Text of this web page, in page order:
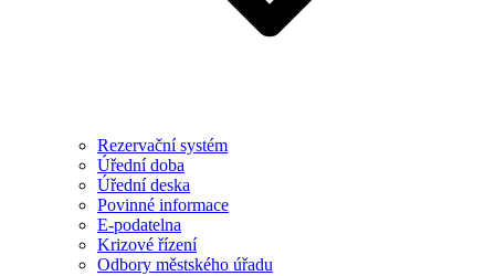
Rezervační systém
Úřední doba
Úřední deska
Povinné informace
E-podatelna
Krizové řízení
Odbory městského úřadu